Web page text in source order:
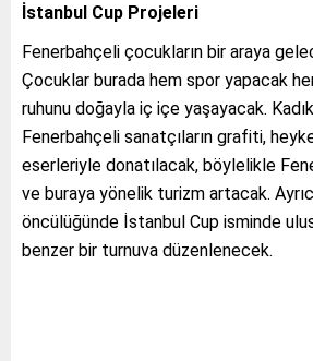
İstanbul Cup Projeleri
Fenerbahçeli çocukların bir araya
Çocuklar burada hem spor yapacak
ruhunu doğayla iç içe yaşayacak.
Fenerbahçeli sanatçıların grafiti,
eserleriyle donatılacak, böylelikle
ve buraya yönelik turizm artacak.
öncülüğünde İstanbul Cup isminde
benzer bir turnuva düzenlenecek.